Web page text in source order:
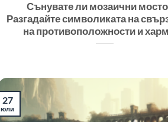
Сънувате ли мозаични
Разгадайте символиката на
на противоположности и
27
юли